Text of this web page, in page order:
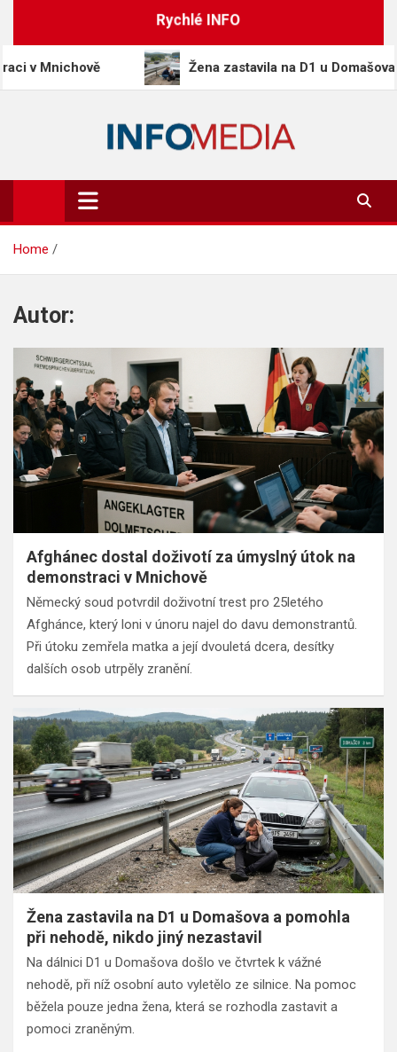
Rychlé INFO
Žena zastavila na D1 u Domašova a
Info-Media.cz
Zprávy, media a souvislosti dneška
Home
Autor:
Afghánec dostal doživotí za úmyslný útok na
demonstraci v Mnichově
Německý soud potvrdil doživotní trest pro 25letého
Afghánce, který loni v únoru najel do davu demonstrantů.
Při útoku zemřela matka a její dvouletá dcera, desítky
dalších osob utrpěly zranění.
Žena zastavila na D1 u Domašova a pomohla
při nehodě, nikdo jiný nezastavil
Na dálnici D1 u Domašova došlo ve čtvrtek k vážné
nehodě, při níž osobní auto vyletělo ze silnice. Na pomoc
běžela pouze jedna žena, která se rozhodla zastavit a
pomoci zraněným.